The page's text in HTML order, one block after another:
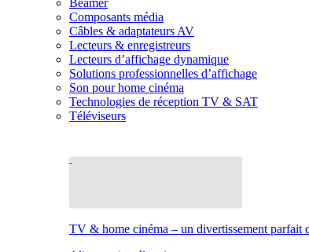
Beamer
Composants média
Câbles & adaptateurs AV
Lecteurs & enregistreurs
Lecteurs d’affichage dynamique
Solutions professionnelles d’affichage
Son pour home cinéma
Technologies de réception TV & SAT
Téléviseurs
TV & home cinéma – un divertissement parfait